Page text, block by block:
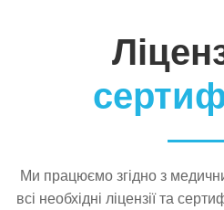
Ми працюємо згідно з
всі необхідні ліцензії та